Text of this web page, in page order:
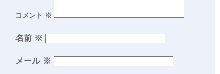
コメント ※
名前 ※
メール ※